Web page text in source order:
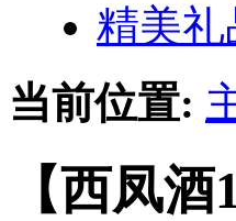
精美礼
当前位置:
【西凤